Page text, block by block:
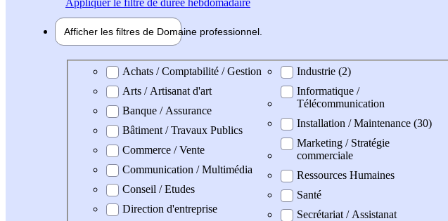
Appliquerle filtre de durée hebdomadaire
Afficher les filtres de Domaine professionnel
Domaine professionel
Achats / Comptabilité / Gestion
Arts / Artisanat d'art
Banque / Assurance
Bâtiment / Travaux Publics
Commerce / Vente
Communication / Multimédia
Conseil / Etudes
Direction d'entreprise
Industrie (2)
Informatique /
Télécommunication
Installation / Maintenance (30)
Marketing / Stratégie
commerciale
Ressources Humaines
Santé
Secrétariat / Assistanat